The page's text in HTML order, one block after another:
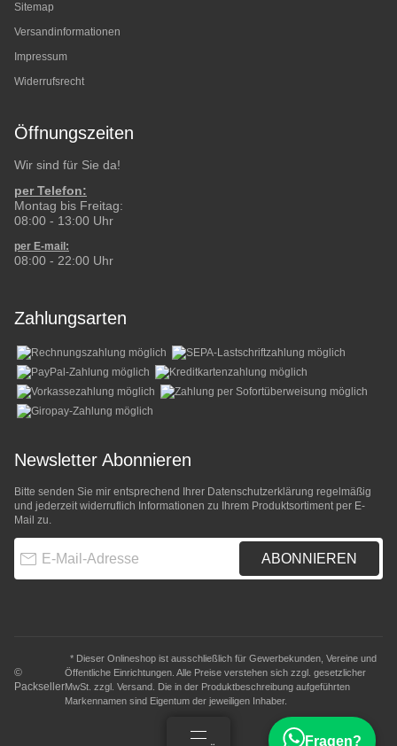
Sitemap
Versandinformationen
Impressum
Widerrufsrecht
Öffnungszeiten
Wir sind für Sie da!
per Telefon:
Montag bis Freitag:
08:00 - 13:00 Uhr
per E-mail:
08:00 - 22:00 Uhr
Zahlungsarten
Newsletter Abonnieren
Bitte senden Sie mir entsprechend Ihrer Datenschutzerklärung regelmäßig
und jederzeit widerruflich Informationen zu Ihrem Produktsortiment per E-
Mail zu.
ABONNIEREN
©
Packseller
* Dieser Onlineshop ist ausschließlich für Gewerbekunden, Vereine und
Öffentliche Einrichtungen. Alle Preise verstehen sich zzgl. gesetzlicher
MwSt. zzgl. Versand . Die in der Produktbeschreibung aufgeführten
Markennamen sind Eigentum der jeweiligen Inhaber.
Fragen?